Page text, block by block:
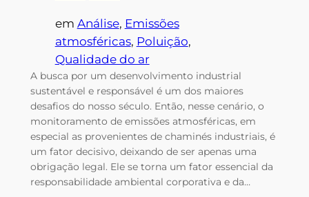
em Análise, Emissões
atmosféricas, Poluição
Qualidade do ar
A busca por um desenvolvimento industrial
sustentável e responsável é um dos maiores
desafios do nosso século. Então, nesse cenário, o
monitoramento de emissões atmosféricas, em
especial as provenientes de chaminés industriais, é
um fator decisivo, deixando de ser apenas uma
obrigação legal. Ele se torna um fator essencial da
responsabilidade ambiental corporativa e da…